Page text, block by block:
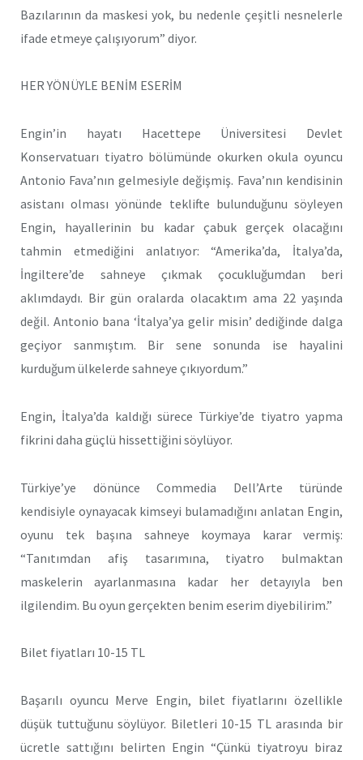
Bazılarının da maskesi yok, bu nedenle çeşitli nesnelerle
ifade etmeye çalışıyorum” diyor.
HER YÖNÜYLE BENİM ESERİM
Engin’in hayatı Hacettepe Üniversitesi Devlet
Konservatuarı tiyatro bölümünde okurken okula oyuncu
Antonio Fava’nın gelmesiyle değişmiş. Fava’nın kendisinin
asistanı olması yönünde teklifte bulunduğunu söyleyen
Engin, hayallerinin bu kadar çabuk gerçek olacağını
tahmin etmediğini anlatıyor: “Amerika’da, İtalya’da,
İngiltere’de sahneye çıkmak çocukluğumdan beri
aklımdaydı. Bir gün oralarda olacaktım ama 22 yaşında
değil. Antonio bana ‘İtalya’ya gelir misin’ dediğinde dalga
geçiyor sanmıştım. Bir sene sonunda ise hayalini
kurduğum ülkelerde sahneye çıkıyordum.”
Engin, İtalya’da kaldığı sürece Türkiye’de tiyatro yapma
fikrini daha güçlü hissettiğini söylüyor.
Türkiye’ye dönünce Commedia Dell’Arte türünde
kendisiyle oynayacak kimseyi bulamadığını anlatan Engin,
oyunu tek başına sahneye koymaya karar vermiş:
“Tanıtımdan afiş tasarımına, tiyatro bulmaktan
maskelerin ayarlanmasına kadar her detayıyla ben
ilgilendim. Bu oyun gerçekten benim eserim diyebilirim.”
Bilet fiyatları 10-15 TL
Başarılı oyuncu Merve Engin, bilet fiyatlarını özellikle
düşük tuttuğunu söylüyor. Biletleri 10-15 TL arasında bir
ücretle sattığını belirten Engin “Çünkü tiyatroyu biraz